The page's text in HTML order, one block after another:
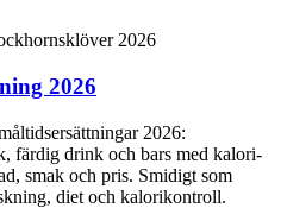
2026
2026:
färdig drink och bars med kalori-
smak och pris. Smidigt som
diet och kalorikontroll.